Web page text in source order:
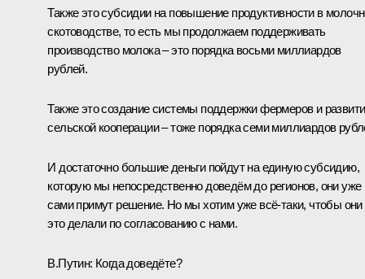
Также это субсидии на повышение продуктивности в
скотоводстве, то есть мы продолжаем поддерживать
производство молока – это порядка восьми миллиардов
рублей.
Также это создание системы поддержки фермеров и
сельской кооперации – тоже порядка семи миллиардов
И достаточно большие деньги пойдут на единую субсидию,
которую мы непосредственно доведём до регионов, они уже
сами примут решение. Но мы хотим уже всё‑таки, чтобы они
это делали по согласованию с нами.
В.Путин: Когда доведёте?